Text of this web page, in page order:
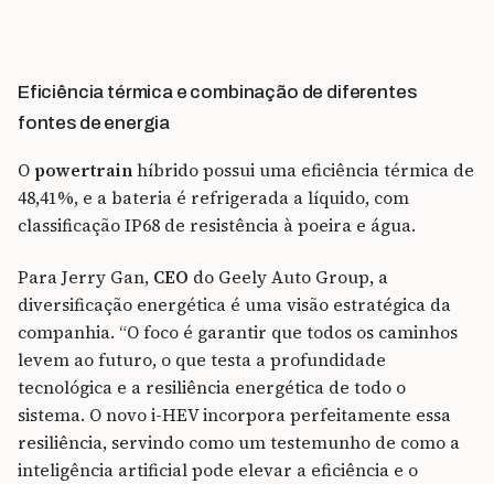
Eficiência térmica e combinação de diferentes
fontes de energia
O powertrainhíbrido possui uma eficiência térmica de
48,41%, e a bateria é refrigerada a líquido, com
classificação IP68 de resistência à poeira e água.
Para Jerry Gan, CEO do Geely Auto Group, a
diversificação energética é uma visão estratégica da
companhia. “O foco é garantir que todos os caminhos
levem ao futuro, o que testa a profundidade
tecnológica e a resiliência energética de todo o
sistema. O novo i-HEV incorpora perfeitamente essa
resiliência, servindo como um testemunho de como a
inteligência artificial pode elevar a eficiência e o